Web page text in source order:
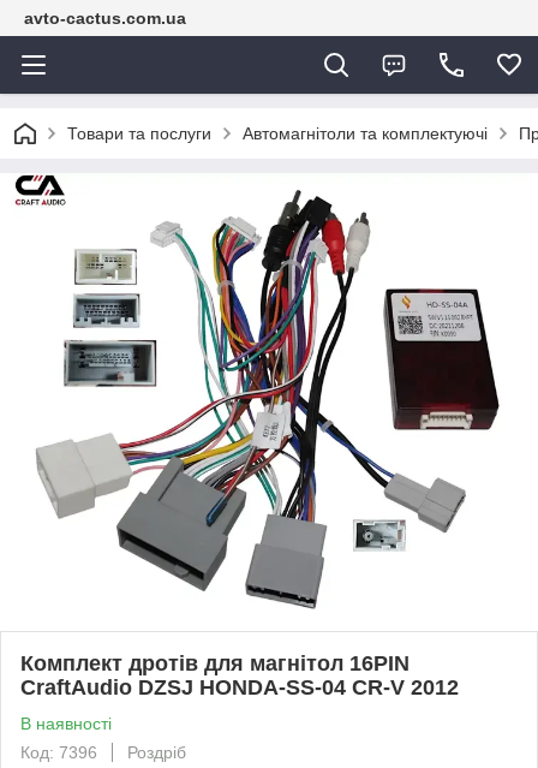
avto-cactus.com.ua
Товари та послуги Автомагнітоли та комплектуючі
Комплект дротів для магнітол 16PIN
CraftAudio DZSJ HONDA-SS-04 CR-V 2012
В наявності
Код: 7396
Роздріб